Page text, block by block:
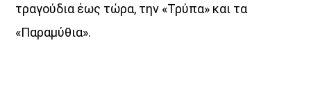
τραγούδια έως τώρα, την «Τρύπα» και τα
«Παραμύθια».